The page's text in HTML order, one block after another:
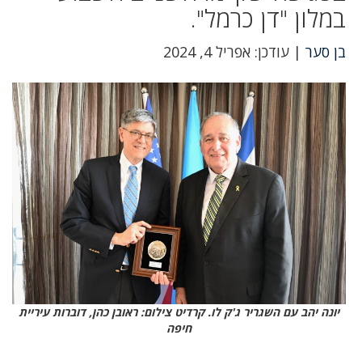
במלון "דן כרמל".
בן סער | עודכן: אפריל 4, 2024
יונה יהב עם השגריר ג'ק לו. קרדיט צילום: ראובן כהן, דוברות עיריית
חיפה